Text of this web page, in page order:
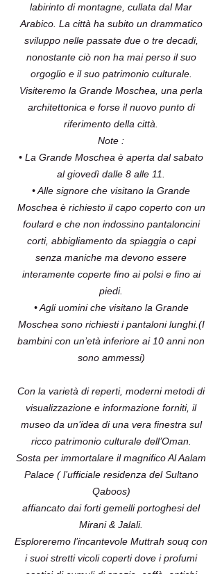
labirinto di montagne, cullata dal Mar
Arabico. La città ha subito un drammatico
sviluppo nelle passate due o tre decadi,
nonostante ciò non ha mai perso il suo
orgoglio e il suo patrimonio culturale.
Visiteremo la Grande Moschea, una perla
architettonica e forse il nuovo punto di
riferimento della città.
Note :
• La Grande Moschea è aperta dal sabato
al giovedì dalle 8 alle 11.
• Alle signore che visitano la Grande
Moschea è richiesto il capo coperto con un
foulard e che non indossino pantaloncini
corti, abbigliamento da spiaggia o capi
senza maniche ma devono essere
interamente coperte fino ai polsi e fino ai
piedi.
• Agli uomini che visitano la Grande
Moschea sono richiesti i pantaloni lunghi.(I
bambini con un’età inferiore ai 10 anni non
sono ammessi)
Con la varietà di reperti, moderni metodi di
visualizzazione e informazione forniti, il
museo da un’idea di una vera finestra sul
ricco patrimonio culturale dell’Oman.
Sosta per immortalare il magnifico Al Aalam
Palace ( l’ufficiale residenza del Sultano
Qaboos)
affiancato dai forti gemelli portoghesi del
Mirani & Jalali.
Esploreremo l’incantevole Muttrah souq con
i suoi stretti vicoli coperti dove i profumi